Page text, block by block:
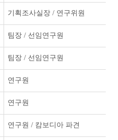
기획조사실장 / 연구위원
팀장 / 선임연구원
팀장 / 선임연구원
연구원
연구원
연구원 / 캄보디아 파견